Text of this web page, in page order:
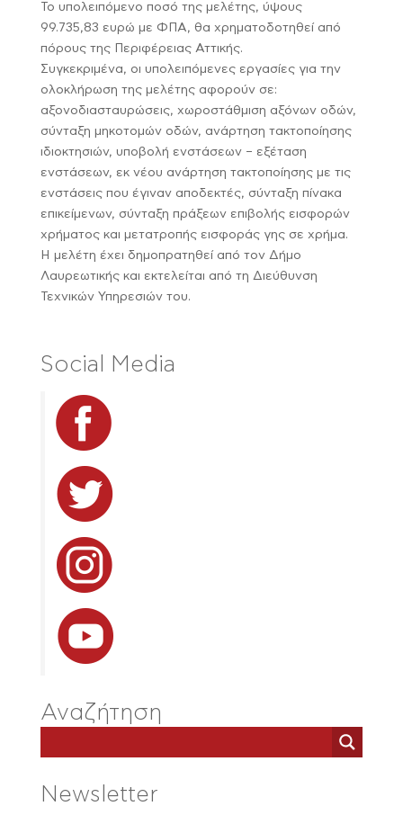
Το υπολειπόμενο ποσό της μελέτης, ύψους
99.735,83 ευρώ με ΦΠΑ, θα χρηματοδοτηθεί από
πόρους της Περιφέρειας Αττικής.
Συγκεκριμένα, οι υπολειπόμενες εργασίες για την
ολοκλήρωση της μελέτης αφορούν σε:
αξονοδιασταυρώσεις, χωροστάθμιση αξόνων οδών,
σύνταξη μηκοτομών οδών, ανάρτηση τακτοποίησης
ιδιοκτησιών, υποβολή ενστάσεων – εξέταση
ενστάσεων, εκ νέου ανάρτηση τακτοποίησης µε τις
ενστάσεις που έγιναν αποδεκτές, σύνταξη πίνακα
επικείμενων, σύνταξη πράξεων επιβολής εισφορών
χρήματος και μετατροπής εισφοράς γης σε χρήμα.
Η μελέτη έχει δημοπρατηθεί από τον Δήμο
Λαυρεωτικής και εκτελείται από τη Διεύθυνση
Τεχνικών Υπηρεσιών του.
Social Media
Αναζήτηση
Newsletter